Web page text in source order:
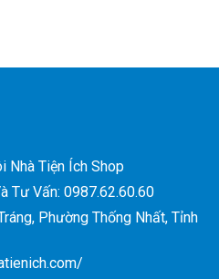
Nhà Tiện Ích Shop
Tư Vấn: 0987.62.60.60
Phường Thống Nhất, Tỉnh